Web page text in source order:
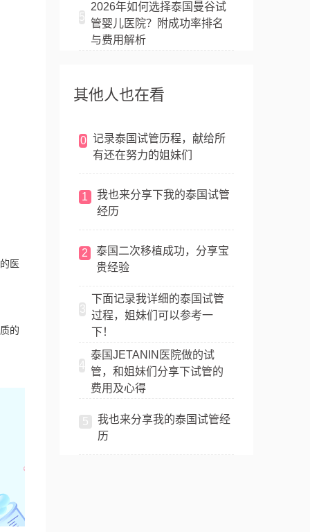
5
2026年如何选择泰国曼谷试
管婴儿医院？附成功率排名
与费用解析
其他人也在看
0 记录泰国试管历程，献给所
有还在努力的姐妹们
1
我也来分享下我的泰国试管
经历
2
泰国二次移植成功，分享宝
贵经验
3
下面记录我详细的泰国试管
过程，姐妹们可以参考一
下！
4
泰国JETANIN医院做的试
管，和姐妹们分享下试管的
费用及心得
5
我也来分享我的泰国试管经
历
医
的